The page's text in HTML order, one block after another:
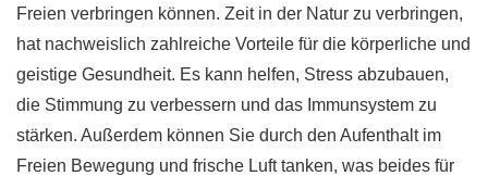
Freien verbringen können. Zeit in der Natur zu verbringen,
hat nachweislich zahlreiche Vorteile für die körperliche und
geistige Gesundheit. Es kann helfen, Stress abzubauen,
die Stimmung zu verbessern und das Immunsystem zu
stärken. Außerdem können Sie durch den Aufenthalt im
Freien Bewegung und frische Luft tanken, was beides für